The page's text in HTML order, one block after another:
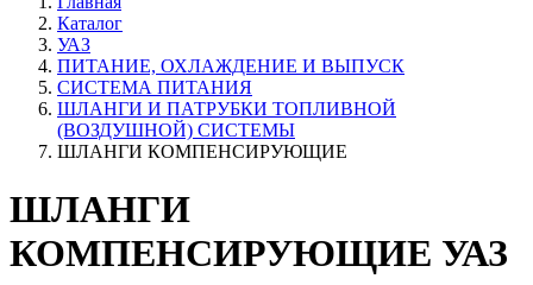
Каталог
УАЗ
ПИТАНИЕ, ОХЛАЖДЕНИЕ И ВЫПУСК
СИСТЕМА ПИТАНИЯ
ШЛАНГИ И ПАТРУБКИ ТОПЛИВНОЙ
(ВОЗДУШНОЙ) СИСТЕМЫ
ШЛАНГИ КОМПЕНСИРУЮЩИЕ
ШЛАНГИ
КОМПЕНСИРУЮЩИЕ УАЗ